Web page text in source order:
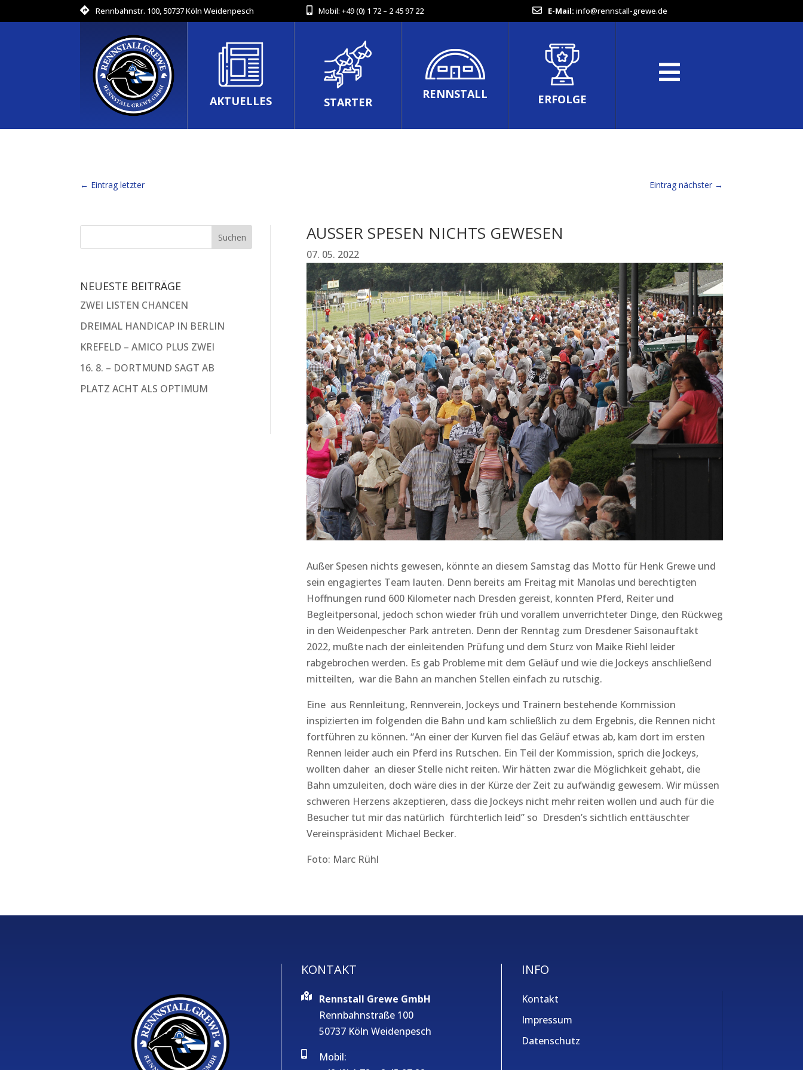
Rennbahnstr. 100, 50737 Köln Weidenpesch Mobil: +49 (0) 1 72 – 2 45 97 22 E-Mail: info@rennstall-grewe.de
AKTUELLES STARTER
RENNSTALL ERFOLGE
← Eintrag letzter Eintrag nächster→
NEUESTE BEITRÄGE
ZWEI LISTEN CHANCEN
DREIMAL HANDICAP IN BERLIN
KREFELD – AMICO PLUS ZWEI
16. 8. – DORTMUND SAGT AB
PLATZ ACHT ALS OPTIMUM
AUSSER SPESEN NICHTS GEWESEN
07. 05. 2022
Außer Spesen nichts gewesen, könnte an diesem Samstag das Motto für Henk Grewe und
sein engagiertes Team lauten. Denn bereits am Freitag mit Manolas und berechtigten
Hoffnungen rund 600 Kilometer nach Dresden gereist, konnten Pferd, Reiter und
Begleitpersonal, jedoch schon wieder früh und vorallem unverrichteter Dinge, den Rückweg
in den Weidenpescher Park antreten. Denn der Renntag zum Dresdener Saisonauftakt
2022, mußte nach der einleitenden Prüfung und dem Sturz von Maike Riehl leider
rabgebrochen werden. Es gab Probleme mit dem Geläuf und wie die Jockeys anschließend
mitteilten, war die Bahn an manchen Stellen einfach zu rutschig.
Eine aus Rennleitung, Rennverein, Jockeys und Trainern bestehende Kommission
inspizierten im folgenden die Bahn und kam schließlich zu dem Ergebnis, die Rennen nicht
fortführen zu können. “An einer der Kurven fiel das Geläuf etwas ab, kam dort im ersten
Rennen leider auch ein Pferd ins Rutschen. Ein Teil der Kommission, sprich die Jockeys,
wollten daher an dieser Stelle nicht reiten. Wir hätten zwar die Möglichkeit gehabt, die
Bahn umzuleiten, doch wäre dies in der Kürze der Zeit zu aufwändig gewesem. Wir müssen
schweren Herzens akzeptieren, dass die Jockeys nicht mehr reiten wollen und auch für die
Besucher tut mir das natürlich fürchterlich leid” so Dresden’s sichtlich enttäuschter
Vereinspräsident Michael Becker.
Foto: Marc Rühl
KONTAKT
Rennstall Grewe GmbH
Rennbahnstraße 100
50737 Köln Weidenpesch
Mobil:
INFO
Kontakt
Impressum
Datenschutz